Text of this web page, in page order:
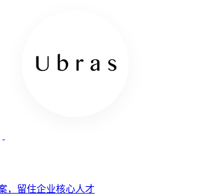
，留住企业核心人才